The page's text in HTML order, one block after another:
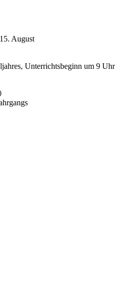
August
Unterrichtsbeginn um 9 Uhr